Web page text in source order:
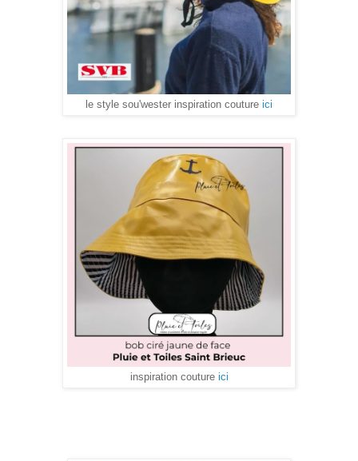
le style sou'wester inspiration couture ici
inspiration couture ici